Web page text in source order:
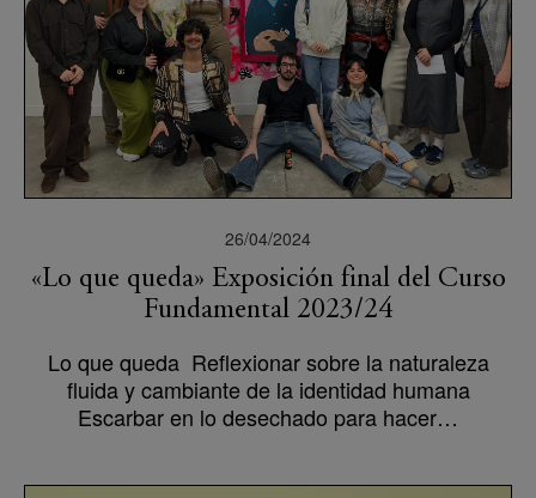
26/04/2024
«Lo que queda» Exposición final del Curso
Fundamental 2023/24
Lo que queda Reflexionar sobre la naturaleza
fluida y cambiante de la identidad humana
Escarbar en lo desechado para hacer…